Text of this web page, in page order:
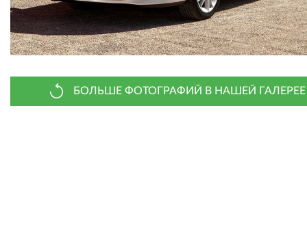
БОЛЬШЕ ФОТОГРАФИЙ В НАШЕЙ ГАЛЕРЕЕ